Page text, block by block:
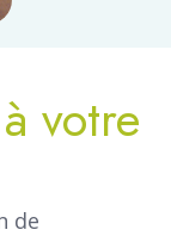
votre
de